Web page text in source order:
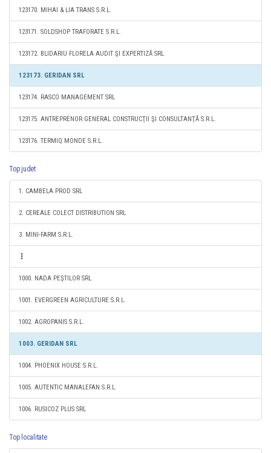
123170. MIHAI & LIA TRANS S.R.L.
123171. SOLDSHOP TRAFORATE S.R.L.
123172. BLIDARIU FLORELA AUDIT ŞI EXPERTIZĂ SRL
123173. GERIDAN SRL
123174. RASCO MANAGEMENT SRL
123175. ANTREPRENOR GENERAL CONSTRUCŢII ŞI CONSULTANŢĂ S.R.L.
123176. TERMIQ MONDE S.R.L.
Top judet
1. CAMBELA PROD SRL
2. CEREALE COLECT DISTRIBUTION SRL
3. MINI-FARM S.R.L.
1000. NADA PEŞTILOR SRL
1001. EVERGREEN AGRICULTURE S.R.L.
1002. AGROPANIS S.R.L.
1003. GERIDAN SRL
1004. PHOENIX HOUSE S.R.L.
1005. AUTENTIC MANALEFAN S.R.L.
1006. RUSICOZ PLUS SRL
Top localitate